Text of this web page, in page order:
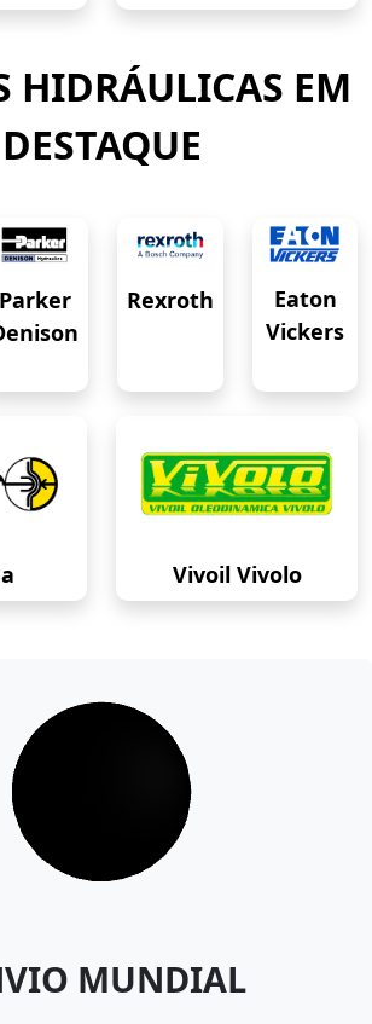
HIDRÁULICAS EM
DESTAQUE
Parker
Rexroth
Eaton
Vickers
Vivoil Vivolo
MUNDIAL